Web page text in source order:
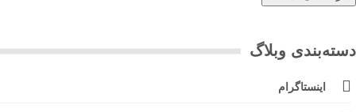
وبلاگ
اینستاگرام